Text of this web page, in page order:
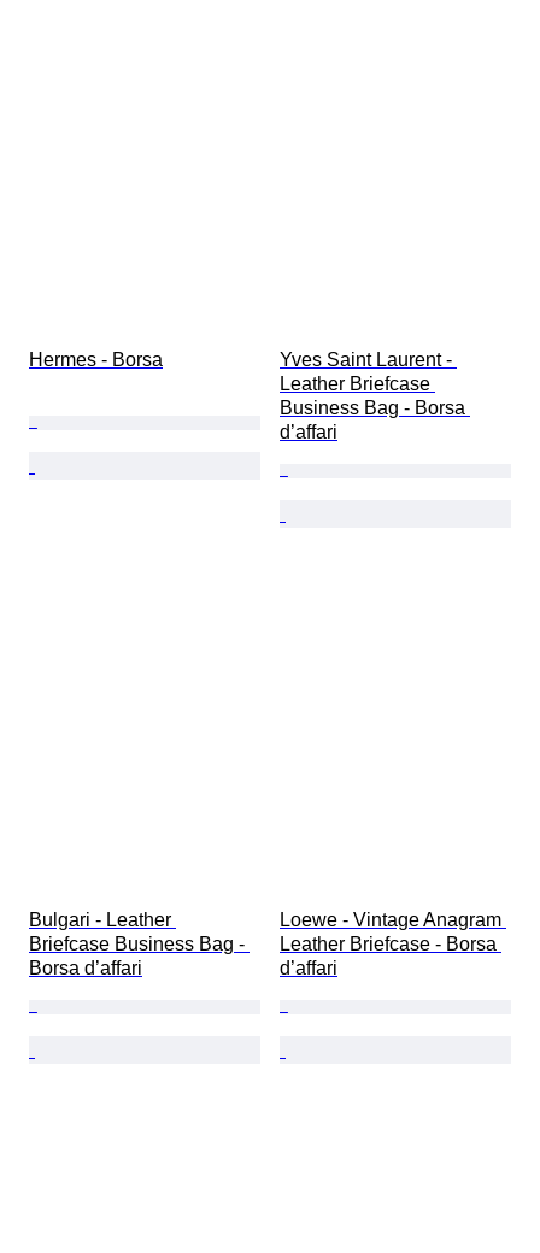
Hermes - Borsa
Yves Saint Laurent -
Leather Briefcase
Business Bag - Borsa
d’affari
Bulgari - Leather
Briefcase Business Bag -
Borsa d’affari
Loewe - Vintage Anagram
Leather Briefcase - Borsa
d’affari